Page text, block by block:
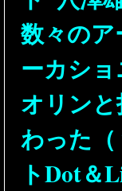
数々の
ーカシ
オリン
わった
トDot＆